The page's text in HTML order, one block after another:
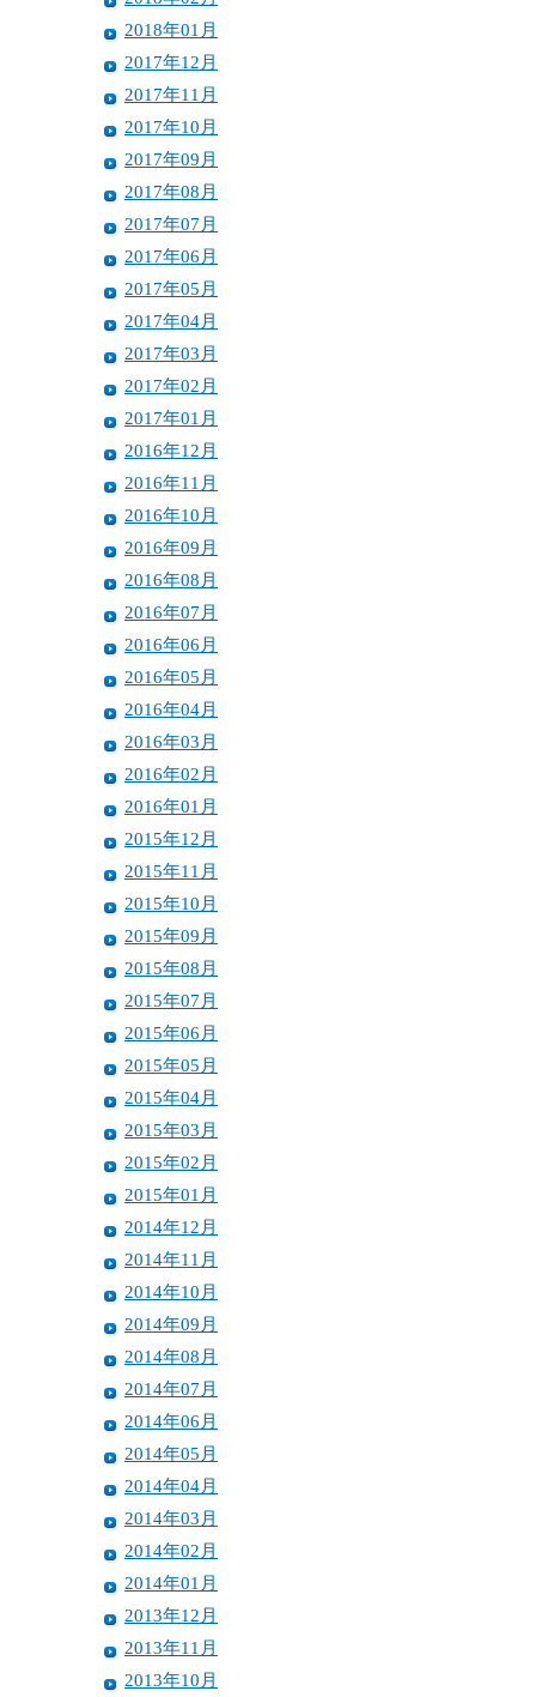
2018年01月
2017年12月
2017年11月
2017年10月
2017年09月
2017年08月
2017年07月
2017年06月
2017年05月
2017年04月
2017年03月
2017年02月
2017年01月
2016年12月
2016年11月
2016年10月
2016年09月
2016年08月
2016年07月
2016年06月
2016年05月
2016年04月
2016年03月
2016年02月
2016年01月
2015年12月
2015年11月
2015年10月
2015年09月
2015年08月
2015年07月
2015年06月
2015年05月
2015年04月
2015年03月
2015年02月
2015年01月
2014年12月
2014年11月
2014年10月
2014年09月
2014年08月
2014年07月
2014年06月
2014年05月
2014年04月
2014年03月
2014年02月
2014年01月
2013年12月
2013年11月
2013年10月